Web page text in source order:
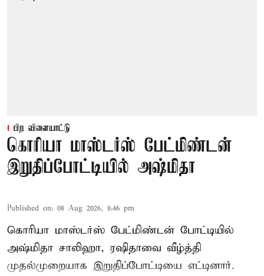
பிற விளையாட்டு
கொரியா மாஸ்டர்ஸ் பேட்மிண்டன்
இறுதிப்போட்டியில் அஷ்மிதா
Published on: 08 Aug 2026, 8:46 pm
கொரியா மாஸ்டர்ஸ் பேட்மிண்டன் போட்டியில்
அஷ்மிதா சாலிஹா, ரஷிதாவை வீழ்த்தி
முதல்முறையாக இறுதிப்போட்டியை எட்டினார்.